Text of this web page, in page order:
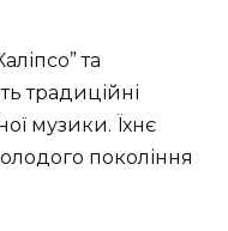
та
традиційні
музики. Їхнє
покоління